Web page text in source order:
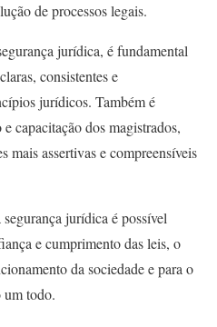
de processos legais.
jurídica, é fundamental
consistentes e
jurídicos. Também é
capacitação dos magistrados,
mais assertivas e compreensíveis
jurídica é possível
e cumprimento das leis, o
da sociedade e para o
um todo.